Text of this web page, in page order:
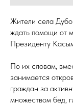
Жители села
ждать помощи от
Президенту
По их словам,
занимается
граждан за
множеством бед,